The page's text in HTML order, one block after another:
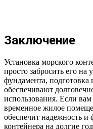
Заключение
Установка морского
просто забросить его
фундамента,
обеспечивают
использования. Если
временное жилое
обеспечит надежность и
контейнера на долгие